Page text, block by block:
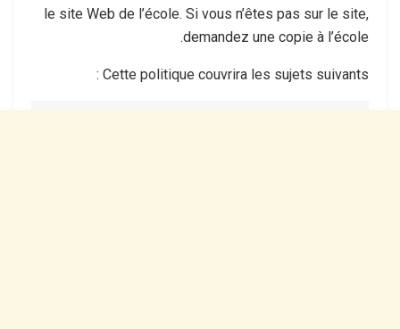
le site Web de l’école. Si vous n’êtes pas sur le site,
demandez une copie à l’école.
Cette politique couvrira les sujets suivants :